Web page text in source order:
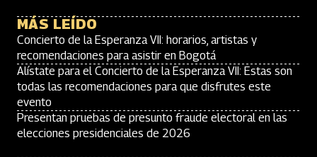
MÁS LEÍDO
Concierto de la Esperanza VII: horarios, artistas y
recomendaciones para asistir en Bogotá
Alístate para el Concierto de la Esperanza VII: Estas son
todas las recomendaciones para que disfrutes este
evento
Presentan pruebas de presunto fraude electoral en las
elecciones presidenciales de 2026